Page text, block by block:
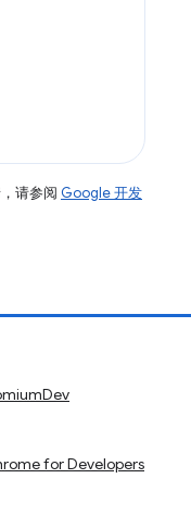
请参阅 Google 开发
for Developers